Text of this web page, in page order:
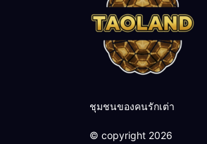
ชุมชนของคนรักเต่า
© copyright 2026